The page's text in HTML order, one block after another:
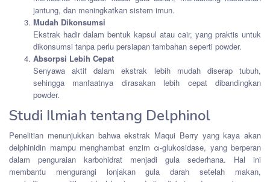
jantung, dan meningkatkan sistem imun.
Mudah Dikonsumsi
Ekstrak hadir dalam bentuk kapsul atau cair, yang praktis untuk
dikonsumsi tanpa perlu persiapan tambahan seperti powder.
Absorpsi Lebih Cepat
Senyawa aktif dalam ekstrak lebih mudah diserap tubuh,
sehingga manfaatnya dirasakan lebih cepat dibandingkan
powder.
Studi Ilmiah tentang Delphinol
Penelitian menunjukkan bahwa ekstrak Maqui Berry yang kaya akan
delphinidin mampu menghambat enzim α-glukosidase, yang berperan
dalam penguraian karbohidrat menjadi gula sederhana. Hal ini
membantu mengurangi lonjakan gula darah setelah makan,